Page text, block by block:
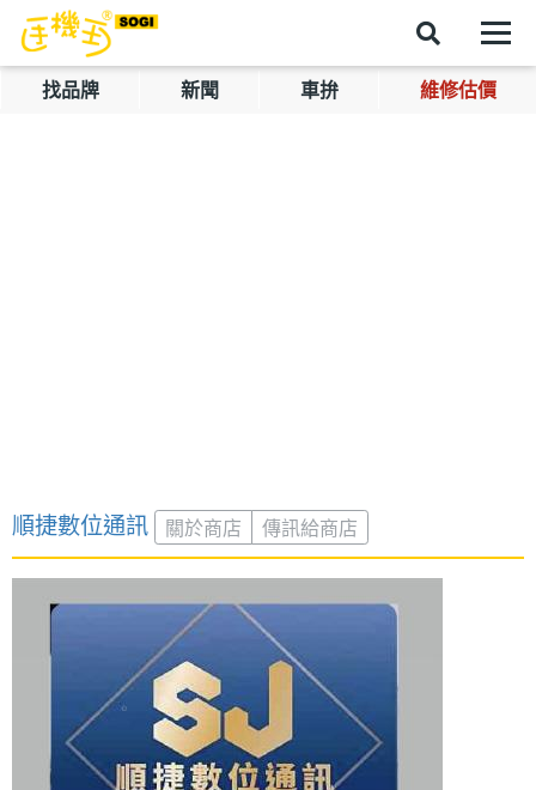
找品牌 新聞 車拚 維修估價
順捷數位通訊 關於商店 傳訊給商店